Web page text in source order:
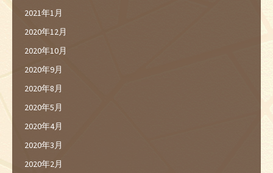
2021年1月
2020年12月
2020年10月
2020年9月
2020年8月
2020年5月
2020年4月
2020年3月
2020年2月